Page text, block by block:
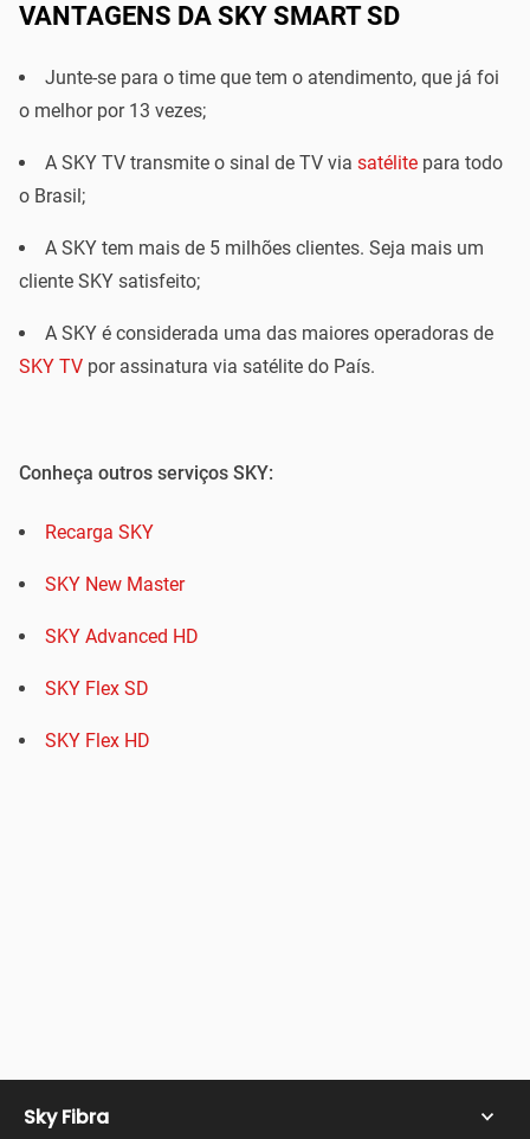
VANTAGENS DA SKY SMART SD
Junte-se para o time que tem o atendimento, que já foi
o melhor por 13 vezes;
A SKY TV transmite o sinal de TV via satélite para todo
o Brasil;
A SKY tem mais de 5 milhões clientes. Seja mais um
cliente SKY satisfeito;
A SKY é considerada uma das maiores operadoras de
SKY TV por assinatura via satélite do País.
Conheça outros serviços SKY:
Recarga SKY
SKY New Master
SKY Advanced HD
SKY Flex SD
SKY Flex HD
Sky Fibra